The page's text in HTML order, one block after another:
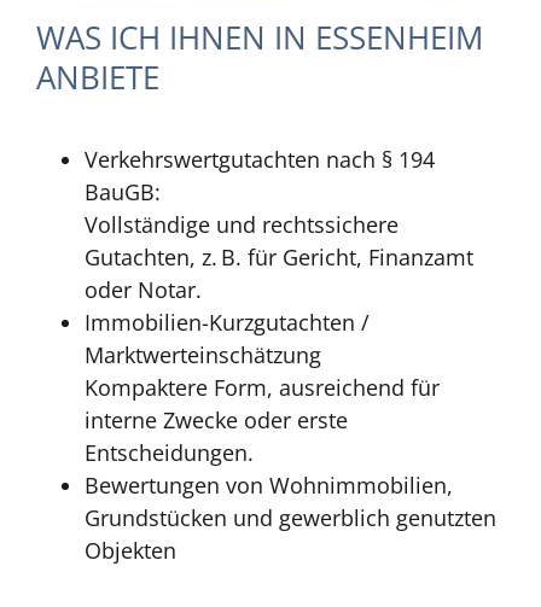
WAS ICH IHNEN IN ESSENHEIM
ANBIETE
Verkehrswertgutachten nach § 194
BauGB:
Vollständige und rechtssichere
Gutachten, z. B. für Gericht, Finanzamt
oder Notar.
Immobilien-Kurzgutachten /
Marktwerteinschätzung
Kompaktere Form, ausreichend für
interne Zwecke oder erste
Entscheidungen.
Bewertungen von Wohnimmobilien,
Grundstücken und gewerblich genutzten
Objekten